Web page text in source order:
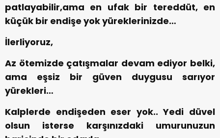
patlayabilir,ama en ufak bir tereddüt, en
küçük bir endişe yok yüreklerinizde…
İlerliyoruz,
Az ötemizde çatışmalar devam ediyor belki,
ama eşsiz bir güven duygusu sarıyor
yürekleri…
Kalplerde endişeden eser yok.. Yedi düvel
olsun isterse karşınızdaki umurunuzun